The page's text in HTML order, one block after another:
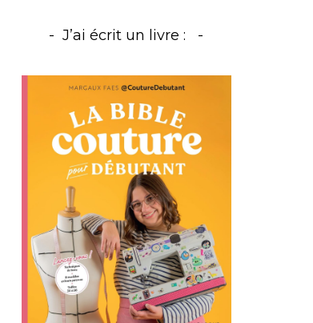
J’ai écrit un livre :